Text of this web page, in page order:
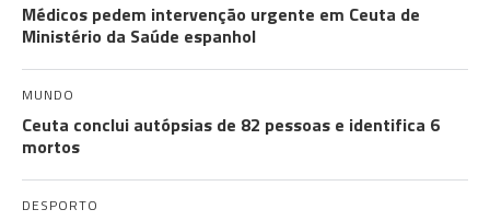
Médicos pedem intervenção urgente em Ceuta de
Ministério da Saúde espanhol
MUNDO
Ceuta conclui autópsias de 82 pessoas e identifica 6
mortos
DESPORTO